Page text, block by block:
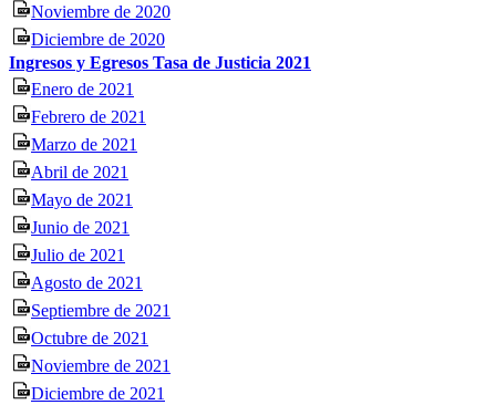
Noviembre de 2020
Diciembre de 2020
Ingresos y Egresos Tasa de Justicia 2021
Enero de 2021
Febrero de 2021
Marzo de 2021
Abril de 2021
Mayo de 2021
Junio de 2021
Julio de 2021
Agosto de 2021
Septiembre de 2021
Octubre de 2021
Noviembre de 2021
Diciembre de 2021